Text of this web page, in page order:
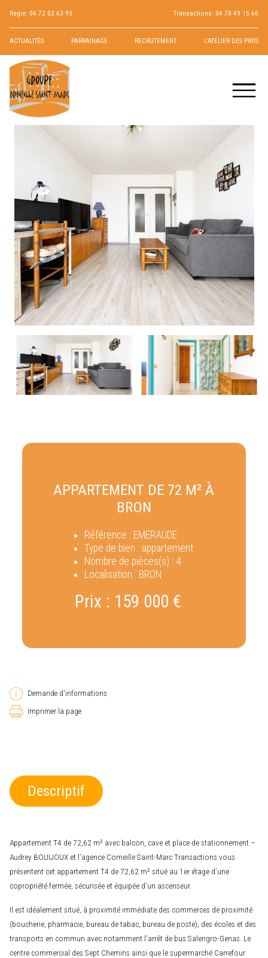
Regie: 04 72 02 63 93 Transactions: 04 78 49 15 60
ACTUALITÉS PARRAINAGE RECRUTEMENT L’ATELIER DES PROS
APPARTEMENT DE 72 M² À
BRON
Référence : EMERAUDE
Type de bien : appartement
Nombre de pièces(s) : 4
Localisation : BRON
Prix : 159 000 €
Demande d'informations
Imprimer la page
Descriptif
Appartement T4 de 72,62 m² avec balcon, cave et place de stationnement –
Audrey BOUIJOUX et l’agence Corneille Saint-Marc Transactions vous
présentent cet appartement T4 de 72,62 m² situé au 1er étage d’une
copropriété fermée, sécurisée et équipée d’un ascenseur.
Il est idéalement situé, à proximité immédiate des commerces de proximité
(boucherie, pharmacie, bureau de tabac, bureau de poste), des écoles et des
transports en commun avec notamment l’arrêt de bus Salengro-Genas. Le
centre commercial des Sept Chemins ainsi que le supermarché Carrefour